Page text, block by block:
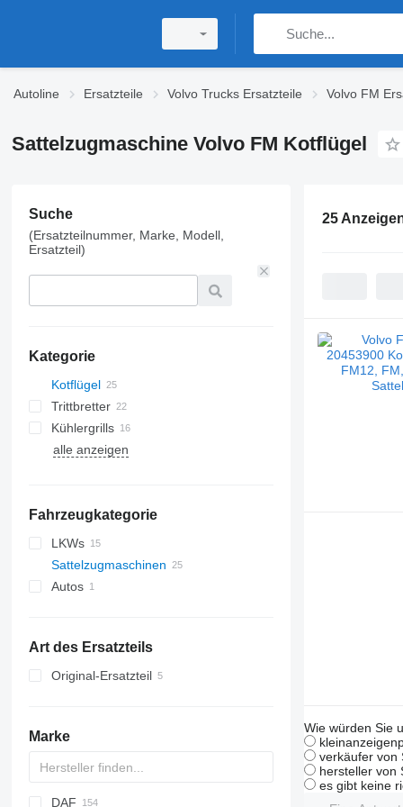
Autoline Ersatzteile Volvo Trucks Ersatzteile Volvo FM
Sattelzugmaschine Volvo FM Kotflügel
Suche
(Ersatzteilnummer, Marke, Modell,
Ersatzteil)
Kategorie
Kotflügel
Trittbretter
Kühlergrills
alle anzeigen
Fahrzeugkategorie
LKWs
Sattelzugmaschinen
Autos
Art des Ersatzteils
Original-Ersatzteil
Marke
DAF
25
Wie würden Sie
verkäufer von
hersteller von
es gibt keine